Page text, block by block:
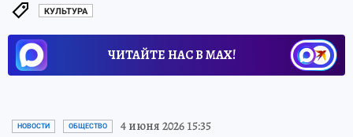
КУЛЬТУРА
ЧИТАЙТЕ НАС В МАХ!
НОВОСТИ ОБЩЕСТВО 4 июня 2026 15:35